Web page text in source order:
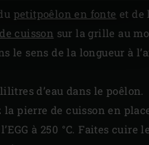
petitpoêlon en fonte et de
cuisson sur la grille au
le sens de la longueur à
d’eau dans le poêlon.
pierre de cuisson en
à 250 °C. Faites cuire